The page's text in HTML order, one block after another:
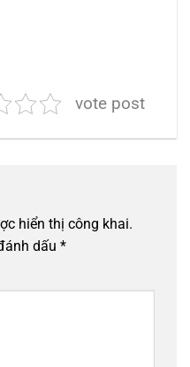
vote post
hiển thị công khai.
dấu *